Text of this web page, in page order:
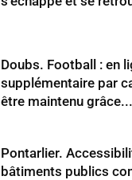
Doubs. Football : en
supplémentaire par
être maintenu grâce...
Pontarlier.
bâtiments publics